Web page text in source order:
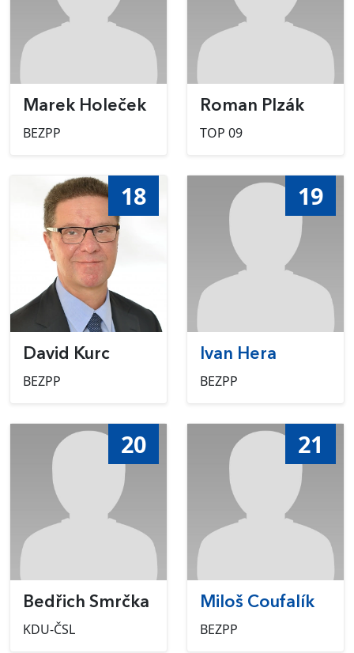
Marek Holeček
BEZPP
Roman Plzák
TOP 09
18
David Kurc
BEZPP
19
Ivan Hera
BEZPP
20
Bedřich Smrčka
KDU-ČSL
21
Miloš Coufalík
BEZPP